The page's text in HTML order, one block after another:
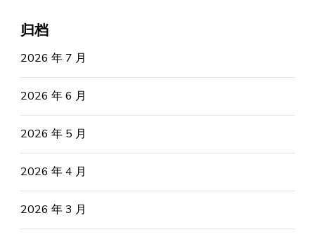
归档
2026 年 7 月
2026 年 6 月
2026 年 5 月
2026 年 4 月
2026 年 3 月